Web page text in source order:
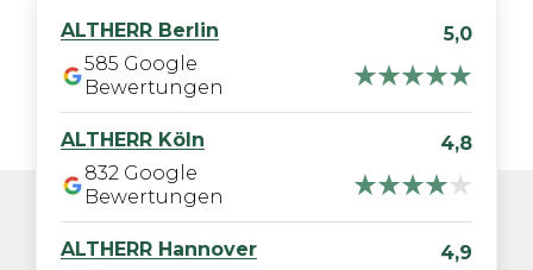
ALTHERR Berlin
5,0
585 Google
Bewertungen
ALTHERR Köln
4,8
832 Google
Bewertungen
ALTHERR Hannover
4,9